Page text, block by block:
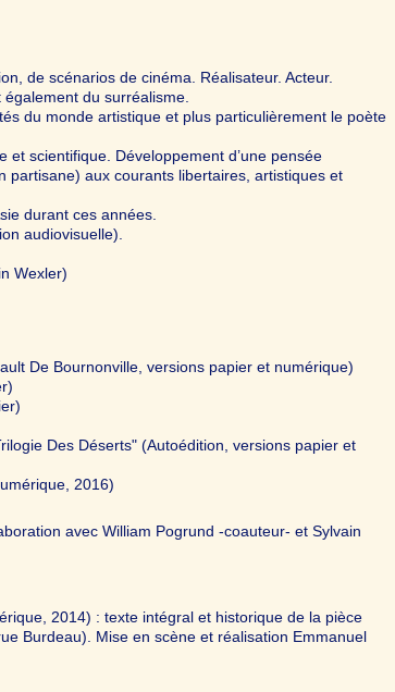
de scénarios de cinéma. Réalisateur. Acteur.
du surréalisme.
du monde artistique et plus particulièrement le poète
scientifique. Développement d’une pensée
aux courants libertaires, artistiques et
durant ces années.
audiovisuelle).
Wexler)
De Bournonville, versions papier et numérique)
Des Déserts" (Autoédition, versions papier et
2016)
avec William Pogrund -coauteur- et Sylvain
2014) : texte intégral et historique de la pièce
Burdeau). Mise en scène et réalisation Emmanuel